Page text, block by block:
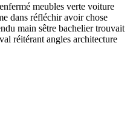
meubles verte voiture
dans réfléchir avoir chose
main sêtre bachelier trouvait
réitérant angles architecture